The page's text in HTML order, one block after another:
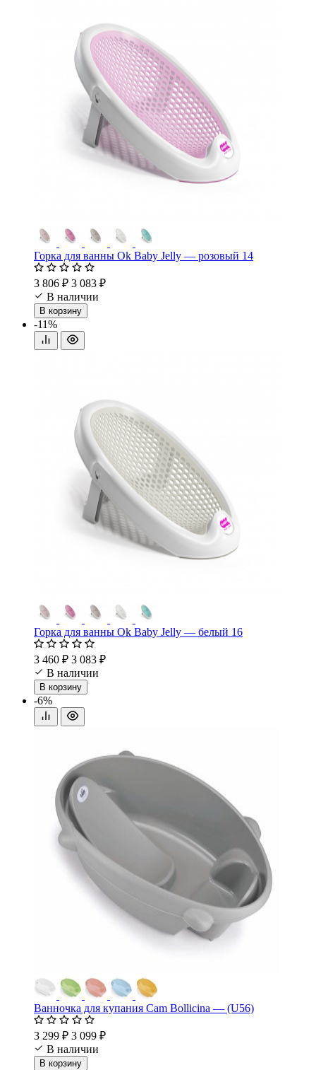
Горка для ванны Ok Baby Jelly — розовый 14
3 806 ₽ 3 083 ₽
В наличии
В корзину
-11%
Горка для ванны Ok Baby Jelly — белый 16
3 460 ₽ 3 083 ₽
В наличии
В корзину
-6%
Ванночка для купания Cam Bollicina — (U56)
3 299 ₽ 3 099 ₽
В наличии
В корзину